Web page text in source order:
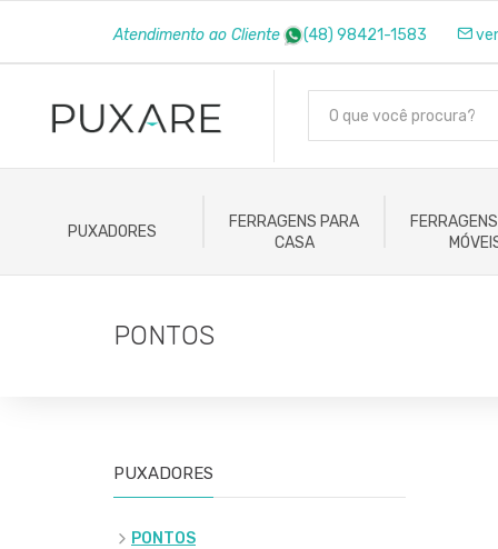
Atendimento ao Cliente (48) 98421-1583
PUXADORES
FERRAGENS PARA
CASA
PONTOS
PUXADORES
PONTOS